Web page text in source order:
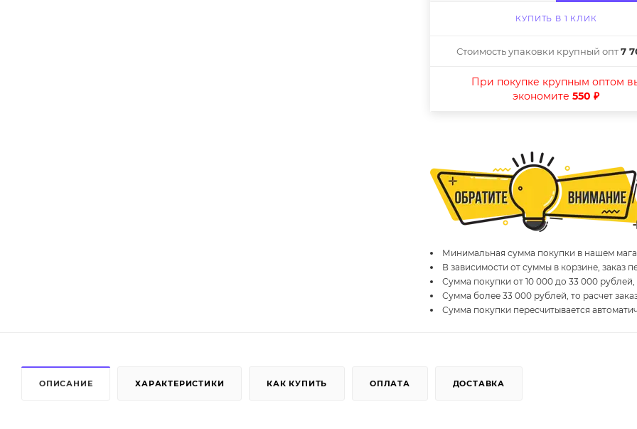
КУПИТЬ В 1 КЛИК
Стоимость упаковки крупный опт7
При покупке крупным оптом
экономите550 ₽
Минимальная сумма покупки в нашем
В зависимости от суммы в корзине, заказ
Сумма покупки от 10 000 до 33 000 рублей,
Сумма более 33 000 рублей, то расчет
Сумма покупки пересчитывается
ОПИСАНИЕ ХАРАКТЕРИСТИКИ КАК КУПИТЬ ОПЛАТА ДОСТАВКА